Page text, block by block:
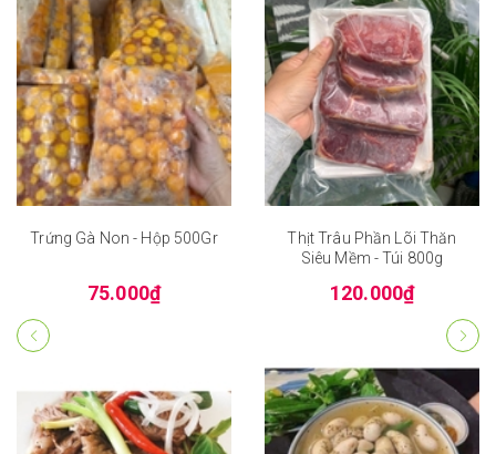
Trứng Gà Non - Hộp 500Gr
75.000₫
Thịt Trâu Phần Lõi Thăn
Siêu Mềm - Túi 800g
120.000₫